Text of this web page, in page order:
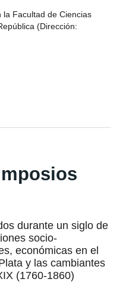
Facultad de Ciencias
(Dirección:
durante un siglo de
socio-
económicas en el
y las cambiantes
(1760-1860)